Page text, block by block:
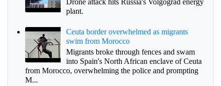
Drone attack hits Russia's Volgograd energy
plant.
Ceuta border overwhelmed as migrants
swim from Morocco
Migrants broke through fences and swam
into Spain's North African enclave of Ceuta
from Morocco, overwhelming the police and prompting
M...